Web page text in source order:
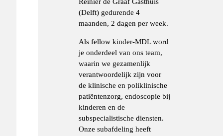
(Delft) gedurende 4
maanden, 2 dagen per week.
Als fellow kinder-MDL word
je onderdeel van ons team,
waarin we gezamenlijk
verantwoordelijk zijn voor
de klinische en poliklinische
patiëntenzorg, endoscopie bij
kinderen en de
subspecialistische diensten.
Onze subafdeling heeft